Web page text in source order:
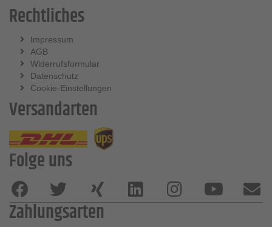
Rechtliches
Impressum
AGB
Widerrufsformular
Datenschutz
Cookie-Einstellungen
Versandarten
Folge uns
Zahlungsarten